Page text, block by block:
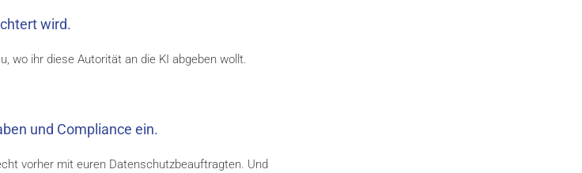
wird.
wo ihr diese Autorität an die KI abgeben wollt.
und Compliance ein.
vorher mit euren Datenschutzbeauftragten. Und